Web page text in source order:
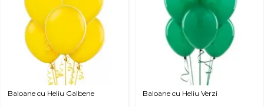
Baloane cu Heliu Galbene Baloane cu Heliu Verzi